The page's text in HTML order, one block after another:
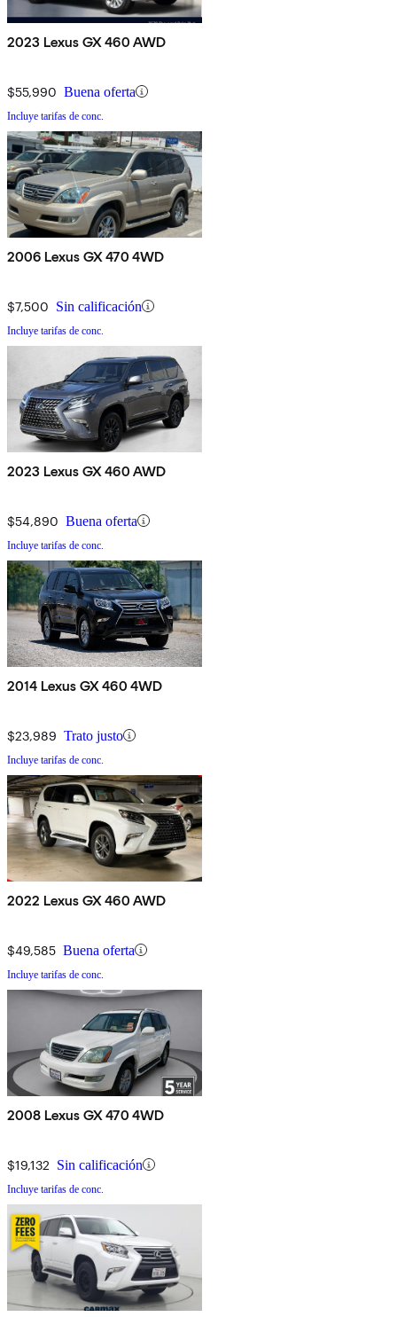
2023 Lexus GX 460 AWD
$55,990 Buena oferta
Incluye tarifas de conc.
2006 Lexus GX 470 4WD
$7,500 Sin calificación
Incluye tarifas de conc.
2023 Lexus GX 460 AWD
$54,890 Buena oferta
Incluye tarifas de conc.
2014 Lexus GX 460 4WD
$23,989 Trato justo
Incluye tarifas de conc.
2022 Lexus GX 460 AWD
$49,585 Buena oferta
Incluye tarifas de conc.
2008 Lexus GX 470 4WD
$19,132 Sin calificación
Incluye tarifas de conc.